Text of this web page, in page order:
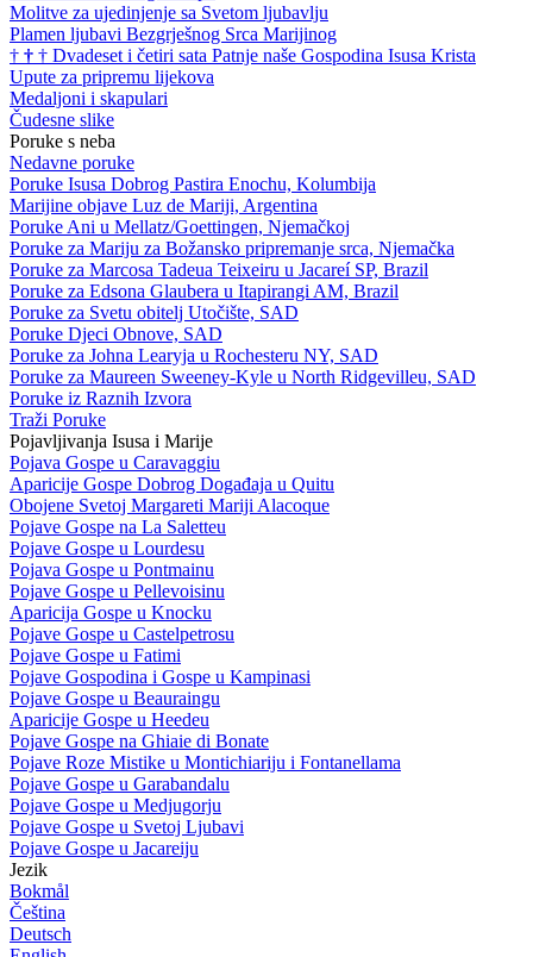
Molitve za ujedinjenje sa Svetom ljubavlju
Plamen ljubavi Bezgrješnog Srca Marijinog
† † † Dvadeset i četiri sata Patnje naše Gospodina Isusa Krista
Upute za pripremu lijekova
Medaljoni i skapulari
Čudesne slike
Poruke s neba
Nedavne poruke
Poruke Isusa Dobrog Pastira Enochu, Kolumbija
Marijine objave Luz de Mariji, Argentina
Poruke Ani u Mellatz/Goettingen, Njemačkoj
Poruke za Mariju za Božansko pripremanje srca, Njemačka
Poruke za Marcosa Tadeua Teixeiru u Jacareí SP, Brazil
Poruke za Edsona Glaubera u Itapirangi AM, Brazil
Poruke za Svetu obitelj Utočište, SAD
Poruke Djeci Obnove, SAD
Poruke za Johna Learyja u Rochesteru NY, SAD
Poruke za Maureen Sweeney-Kyle u North Ridgevilleu, SAD
Poruke iz Raznih Izvora
Traži Poruke
Pojavljivanja Isusa i Marije
Pojava Gospe u Caravaggiu
Aparicije Gospe Dobrog Događaja u Quitu
Obojene Svetoj Margareti Mariji Alacoque
Pojave Gospe na La Saletteu
Pojave Gospe u Lourdesu
Pojava Gospe u Pontmainu
Pojave Gospe u Pellevoisinu
Aparicija Gospe u Knocku
Pojave Gospe u Castelpetrosu
Pojave Gospe u Fatimi
Pojave Gospodina i Gospe u Kampinasi
Pojave Gospe u Beauraingu
Aparicije Gospe u Heedeu
Pojave Gospe na Ghiaie di Bonate
Pojave Roze Mistike u Montichiariju i Fontanellama
Pojave Gospe u Garabandalu
Pojave Gospe u Medjugorju
Pojave Gospe u Svetoj Ljubavi
Pojave Gospe u Jacareiju
Jezik
Bokmål
Čeština
Deutsch